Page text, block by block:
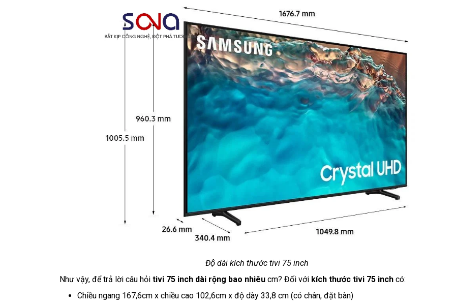
Độ dài kích thước tivi 75 inch
Như vậy, để trả lời câu hỏi tivi 75 inch dài rộng bao nhiêu cm? Đối với kích thước tivi 75 inch có:
Chiều ngang 167,6cm x chiều cao 102,6cm x độ dày 33,8 cm (có chân, đặt bàn)